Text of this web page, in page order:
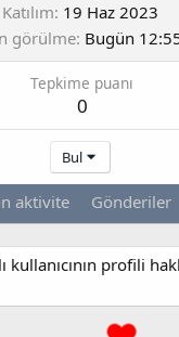
Katılım 19 Haz 2023
görülme Bugün
Tepkime puanı
0
Bul
aktivite Gönderiler
kullanıcının profili